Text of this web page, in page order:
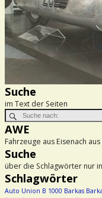
Suche
im Text der Seiten
AWE
Fahrzeuge aus Eisenach
Suche
über die Schlagwörter nur
Schlagwörter
Auto Union B 1000 Barkas